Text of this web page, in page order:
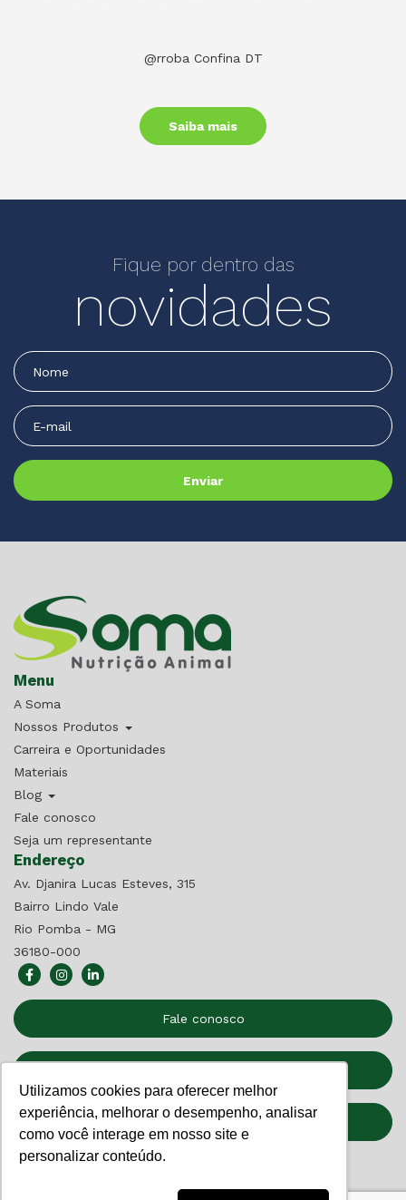
Utilizamos cookies para oferecer melhor
experiência, melhorar o desempenho, analisar
como você interage em nosso site e
personalizar conteúdo.
@rroba Confina DT
Saiba mais
Fique por dentro das
novidades
Menu
A Soma
Nossos Produtos
Carreira e Oportunidades
Materiais
Blog
Fale conosco
Seja um representante
Endereço
Av. Djanira Lucas Esteves, 315
Bairro Lindo Vale
Rio Pomba - MG
36180-000
Fale conosco
Relatório de Transparência